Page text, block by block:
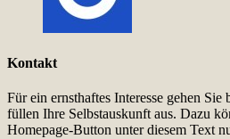
Kontakt
Für ein ernsthaftes Interesse gehen
füllen Ihre Selbstauskunft aus. Dazu
Homepage-Button unter diesem Text